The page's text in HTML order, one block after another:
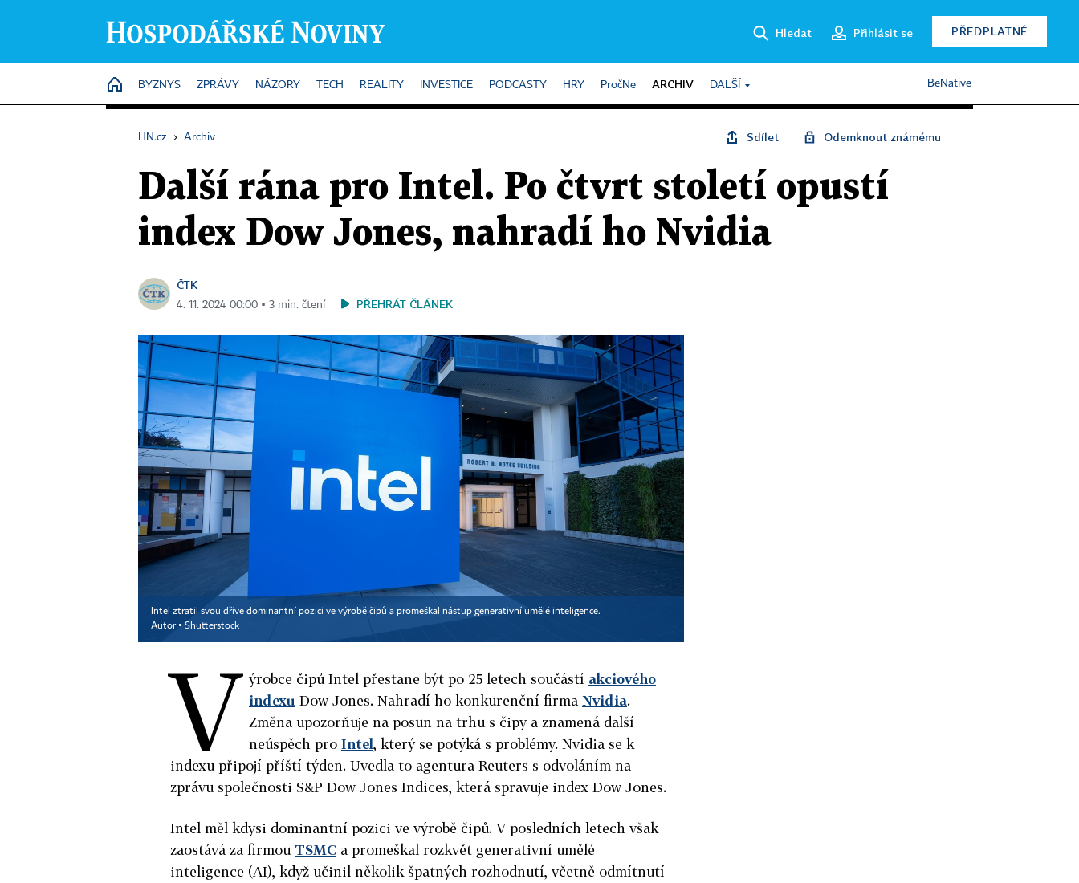
Hledat Přihlásit se PŘEDPLATNÉ
HOME
BYZNYS ZPRÁVY NÁZORY TECH REALITY INVESTICE PODCASTY HRY PročNe ARCHIV DALŠÍ BeNative
HN.cz › Archiv Sdílet Odemknout známému
Další rána pro Intel. Po čtvrt století opustí
index Dow Jones, nahradí ho Nvidia
ČTK
4. 11. 2024 00:00 ▪ 3 min. čtení PŘEHRÁT ČLÁNEK
Intel ztratil svou dříve dominantní pozici ve výrobě čipů a promeškal nástup generativní umělé inteligence.
Autor ▪ Shutterstock
V ýrobce čipů Intel přestane být po 25 letech součástí akciového
indexu Dow Jones. Nahradí ho konkurenční firma Nvidia.
Změna upozorňuje na posun na trhu s čipy a znamená další
neúspěch pro Intel, který se potýká s problémy. Nvidia se k
indexu připojí příští týden. Uvedla to agentura Reuters s odvoláním na
zprávu společnosti S&P Dow Jones Indices, která spravuje index Dow Jones.
Intel měl kdysi dominantní pozici ve výrobě čipů. V posledních letech však
zaostává za firmou TSMC a promeškal rozkvět generativní umělé
inteligence (AI), když učinil několik špatných rozhodnutí, včetně odmítnutí